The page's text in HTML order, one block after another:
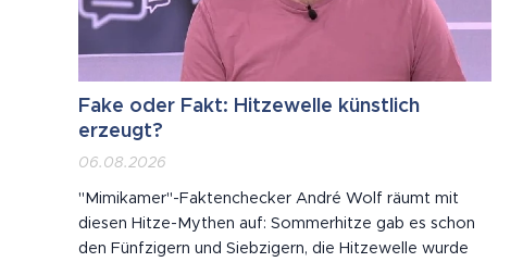
Fake oder Fakt: Hitzewelle künstlich
erzeugt?
06.08.2026
"Mimikamer"-Faktenchecker André Wolf räumt mit
diesen Hitze-Mythen auf: Sommerhitze gab es schon
den Fünfzigern und Siebzigern, die Hitzewelle wurde